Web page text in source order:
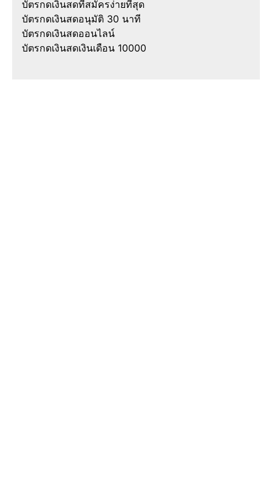
บัตรกดเงินสดที่สมัครง่ายที่สุด
บัตรกดเงินสดอนุมัติ 30 นาที
บัตรกดเงินสดออนไลน์
บัตรกดเงินสดเงินเดือน 10000